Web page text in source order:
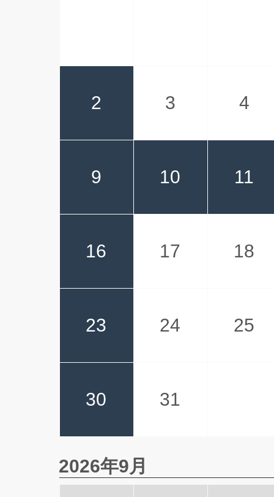
2 3 4
9 10 11
16 17 18
23 24 25
30 31
2026年9月